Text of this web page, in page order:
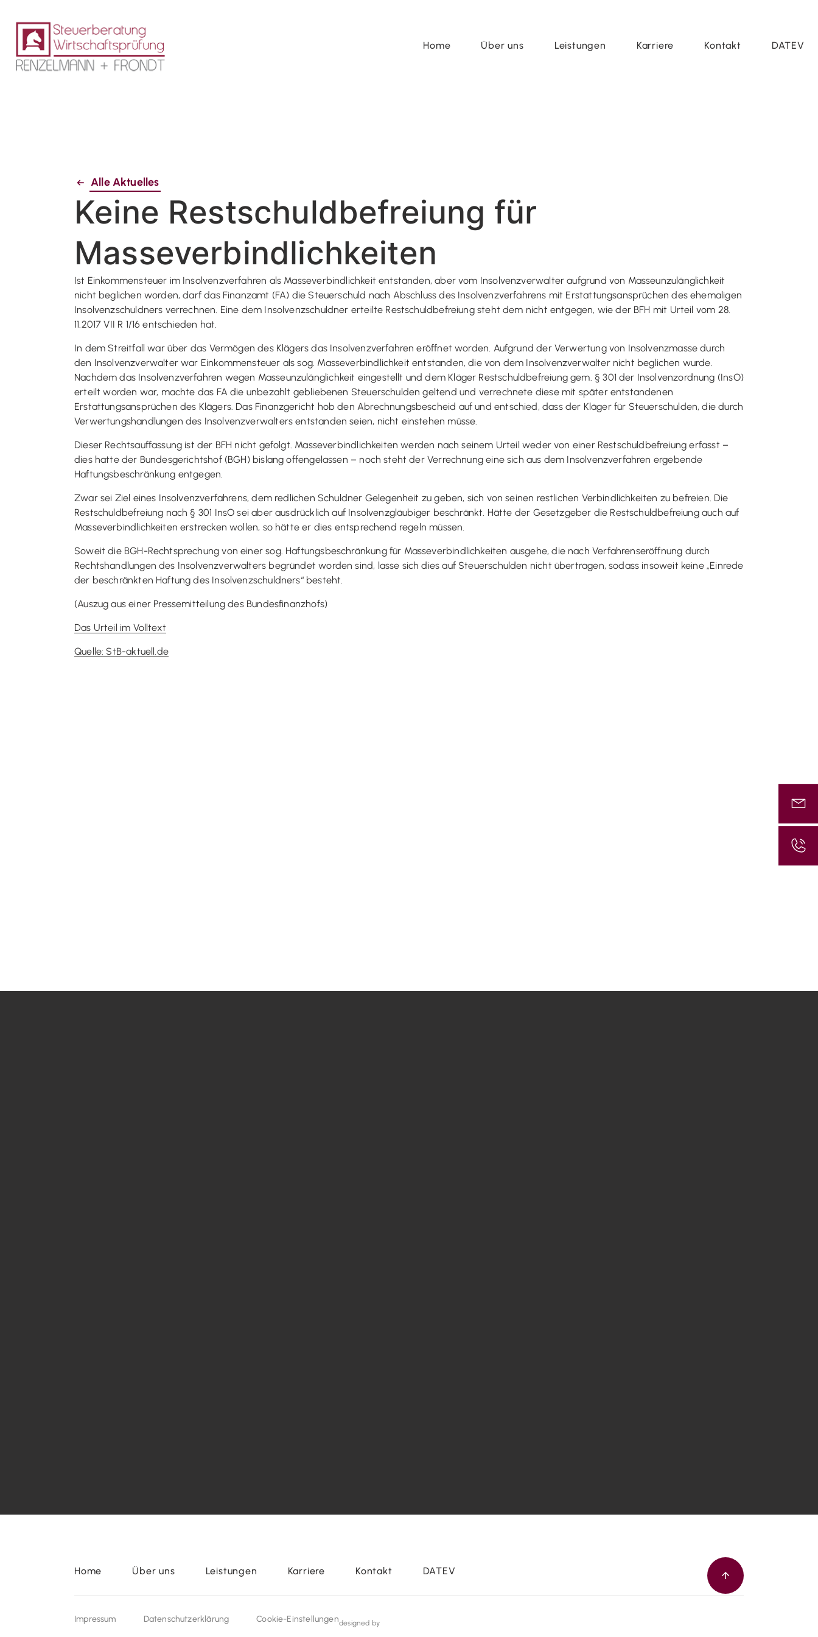
Home Über uns Leistungen Karriere Kontakt DATEV
Alle Aktuelles
Keine Restschuldbefreiung für
Masseverbindlichkeiten
Ist Einkommensteuer im Insolvenzverfahren als Masseverbindlichkeit entstanden, aber vom Insolvenzverwalter aufgrund von Masseunzulänglichkeit
nicht beglichen worden, darf das Finanzamt (FA) die Steuerschuld nach Abschluss des Insolvenzverfahrens mit Erstattungsansprüchen des ehemaligen
Insolvenzschuldners verrechnen. Eine dem Insolvenzschuldner erteilte Restschuldbefreiung steht dem nicht entgegen, wie der BFH mit Urteil vom 28.
11.2017 VII R 1/16 entschieden hat.
In dem Streitfall war über das Vermögen des Klägers das Insolvenzverfahren eröffnet worden. Aufgrund der Verwertung von Insolvenzmasse durch
den Insolvenzverwalter war Einkommensteuer als sog. Masseverbindlichkeit entstanden, die von dem Insolvenzverwalter nicht beglichen wurde.
Nachdem das Insolvenzverfahren wegen Masseunzulänglichkeit eingestellt und dem Kläger Restschuldbefreiung gem. § 301 der Insolvenzordnung (InsO)
erteilt worden war, machte das FA die unbezahlt gebliebenen Steuerschulden geltend und verrechnete diese mit später entstandenen
Erstattungsansprüchen des Klägers. Das Finanzgericht hob den Abrechnungsbescheid auf und entschied, dass der Kläger für Steuerschulden, die durch
Verwertungshandlungen des Insolvenzverwalters entstanden seien, nicht einstehen müsse.
Dieser Rechtsauffassung ist der BFH nicht gefolgt. Masseverbindlichkeiten werden nach seinem Urteil weder von einer Restschuldbefreiung erfasst –
dies hatte der Bundesgerichtshof (BGH) bislang offengelassen – noch steht der Verrechnung eine sich aus dem Insolvenzverfahren ergebende
Haftungsbeschränkung entgegen.
Zwar sei Ziel eines Insolvenzverfahrens, dem redlichen Schuldner Gelegenheit zu geben, sich von seinen restlichen Verbindlichkeiten zu befreien. Die
Restschuldbefreiung nach § 301 InsO sei aber ausdrücklich auf Insolvenzgläubiger beschränkt. Hätte der Gesetzgeber die Restschuldbefreiung auch auf
Masseverbindlichkeiten erstrecken wollen, so hätte er dies entsprechend regeln müssen.
Soweit die BGH-Rechtsprechung von einer sog. Haftungsbeschränkung für Masseverbindlichkeiten ausgehe, die nach Verfahrenseröffnung durch
Rechtshandlungen des Insolvenzverwalters begründet worden sind, lasse sich dies auf Steuerschulden nicht übertragen, sodass insoweit keine „Einrede
der beschränkten Haftung des Insolvenzschuldners“ besteht.
(Auszug aus einer Pressemitteilung des Bundesfinanzhofs)
Das Urteil im Volltext
Quelle: StB-aktuell.de
Home Über uns Leistungen Karriere Kontakt DATEV
Impressum Datenschutzerklärung Cookie-Einstellungendesigned by